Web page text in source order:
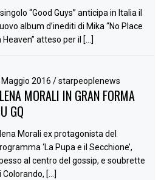
Il singolo “Good Guys” anticipa in Italia il
album d’inediti di Mika “No Place
Heaven” atteso per il […]
Maggio 2016/ starpeoplenews
MORALI IN GRAN FORMA
GQ
Morali ex protagonista del
‘La Pupa e il Secchione’,
al centro del gossip, e soubrette
Colorando, […]